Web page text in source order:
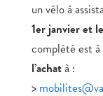
un vélo à
1er janvier et
complété est
l’achatà :
>